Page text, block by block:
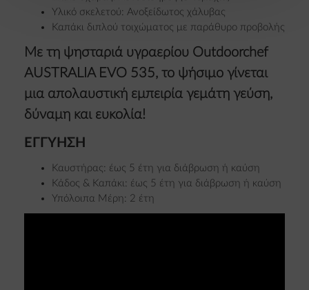
Υλικό σκελετού: Ανοξείδωτος χάλυβας
Καπάκι διπλού τοιχώματος με παράθυρο προβολής
Με τη ψησταριά υγραερίου Outdoorchef
AUSTRALIA EVO 535, το ψήσιμο γίνεται
μια απολαυστική εμπειρία γεμάτη γεύση,
δύναμη και ευκολία!
ΕΓΓΥΗΣΗ
Καυστήρας: έως 5 έτη για διάβρωση ή καύση
Κάδος & Καπάκι: έως 5 έτη για διάβρωση ή καύση
Υπόλοιπα Μέρη: 2 έτη